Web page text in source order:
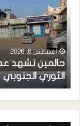
أغسطس 6, 2026
حالمين تشهد
الثوري الجنوبي